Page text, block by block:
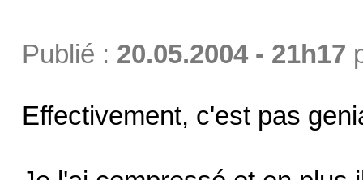
Publié : 20.05.2004 - 21h17
Effectivement, c'est pas